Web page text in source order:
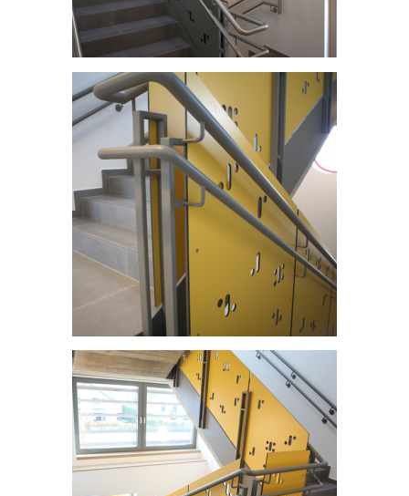
Centre scolaire et structure intégrative - Dahl
Centre scolaire et structure intégrative - Dahl